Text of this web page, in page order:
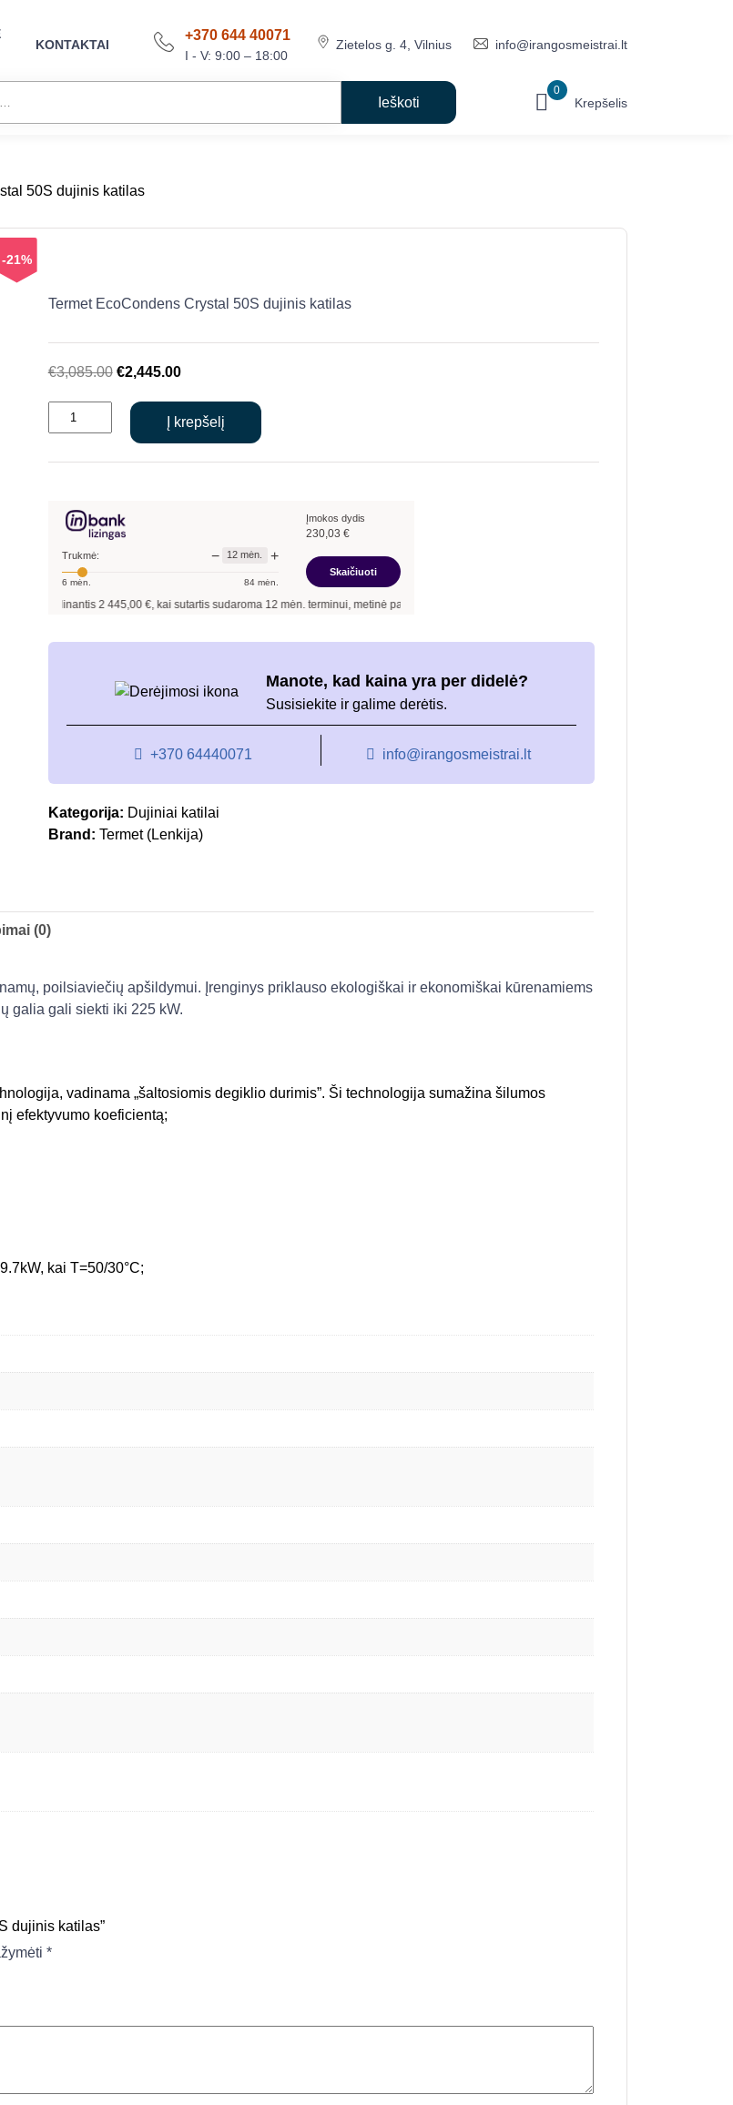
KONTAKTAI
+370 644 40071
I - V: 9:00 – 18:00
Zietelos g. 4, Vilnius info@irangosmeistrai.lt
0
Krepšelis
50S dujinis katilas
-21%
Termet EcoCondens Crystal 50S dujinis katilas
€3,085.00 Original
was:
€3,085.00.
€2,445.00Current
produkto
kiekis:
50S
dujinis
katilas
Į krepšelį
Trukmė: − 12 mėn. +
6 mėn. 84mėn.
Įmokos dydis
230,03 €
Skaičiuoti
2 445,00€, kai sutartis sudaroma12mėn. terminui, metinė palūkanų norma –
Manote, kad kaina yra per didelė?
Susisiekite ir galime derėtis.
+370 64440071 info@irangosmeistrai.lt
Kategorija: Dujiniai katilai
Brand: Termet (Lenkija)
(0)
poilsiaviečių apšildymui. Įrenginys priklauso ekologiškai ir ekonomiškai kūrenamiems
galia gali siekti iki 225 kW.
vadinama „šaltosiomis degiklio durimis”. Ši technologija sumažina šilumos
efektyvumo koeficientą;
kai T=50/30°C;
dujinis katilas”
*